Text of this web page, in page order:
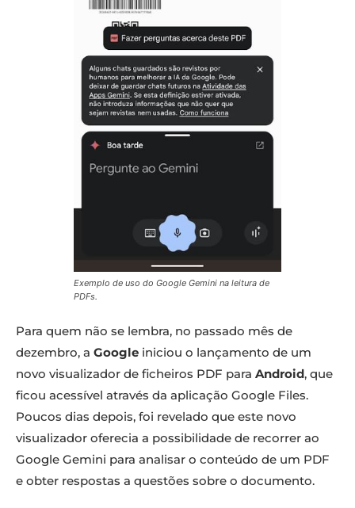
Exemplo de uso do Google Gemini na leitura de
PDFs.
Para quem não se lembra, no passado mês de
dezembro, a Google iniciou o lançamento de um
novo visualizador de ficheiros PDF para Android, que
ficou acessível através da aplicação Google Files.
Poucos dias depois, foi revelado que este novo
visualizador oferecia a possibilidade de recorrer ao
Google Gemini para analisar o conteúdo de um PDF
e obter respostas a questões sobre o documento.